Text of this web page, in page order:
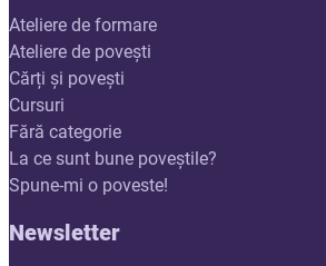
Ateliere de formare
Ateliere de povești
Cărți și povești
Cursuri
Fără categorie
La ce sunt bune poveștile?
Spune-mi o poveste!
Newsletter